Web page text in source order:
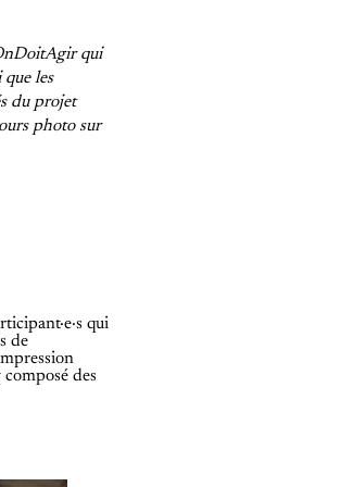
qui
les
du projet
photo sur
qui
de
des